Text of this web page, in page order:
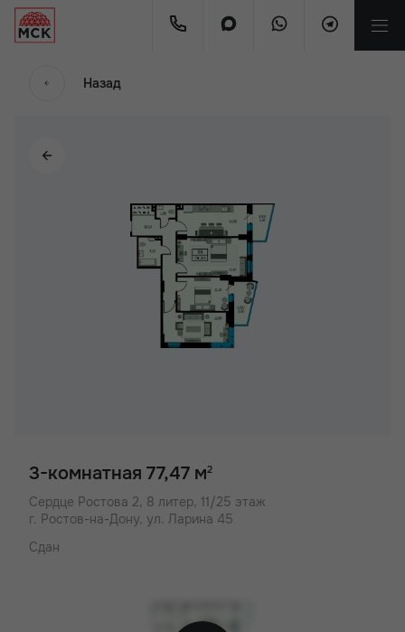
Назад
3-комнатная 77,47 м2
Сердце Ростова 2, 8 литер, 11/25 этаж
г. Ростов-на-Дону, ул. Ларина 45
Сдан